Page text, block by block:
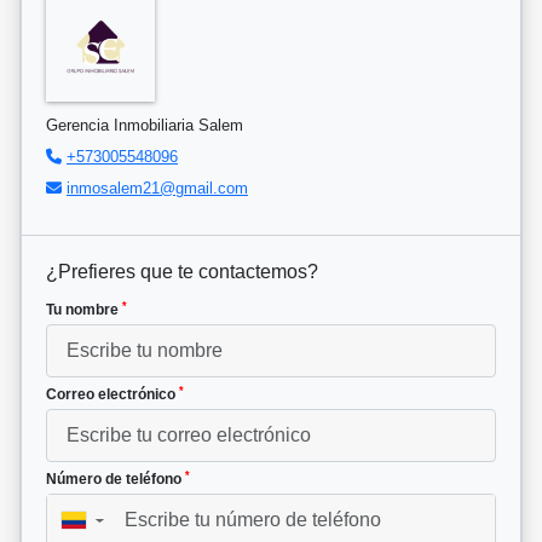
Gerencia Inmobiliaria Salem
+573005548096
inmosalem21@gmail.com
¿Prefieres que te contactemos?
Tu nombre *
Correo electrónico *
Número de teléfono *
▼